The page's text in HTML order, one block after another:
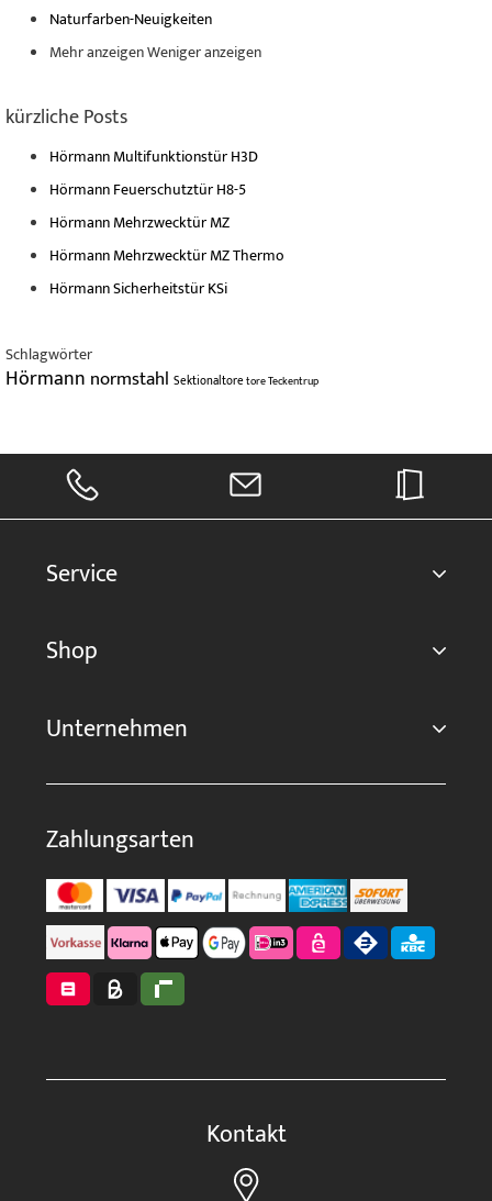
Naturfarben-Neuigkeiten
Mehr anzeigenWeniger anzeigen
kürzliche Posts
Hörmann Multifunktionstür H3D
Hörmann Feuerschutztür H8-5
Hörmann Mehrzwecktür MZ
Hörmann Mehrzwecktür MZ Thermo
Hörmann Sicherheitstür KSi
Schlagwörter
Hörmann normstahl SektionaltoretoreTeckentrup
Service
Shop
Unternehmen
Zahlungsarten
Kontakt